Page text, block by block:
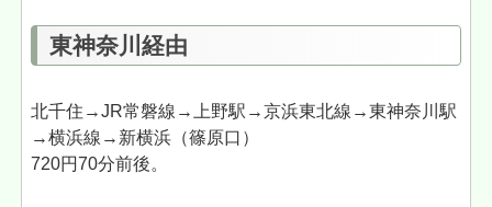
東神奈川経由
北千住→JR常磐線→上野駅→京浜東北線→東神奈川駅
→横浜線→新横浜（篠原口）
720円70分前後。